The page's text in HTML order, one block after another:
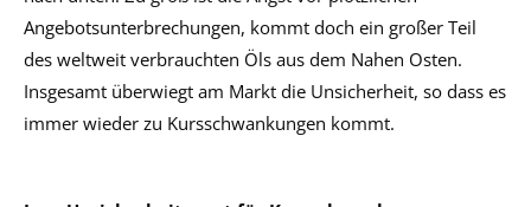
Angebotsunterbrechungen, kommt doch ein großer Teil
des weltweit verbrauchten Öls aus dem Nahen Osten.
Insgesamt überwiegt am Markt die Unsicherheit, so dass es
immer wieder zu Kursschwankungen kommt.